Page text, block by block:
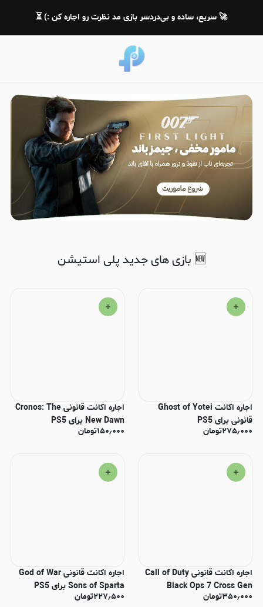
🚀 سریع، ساده و بی‌دردسر بازی مد نظرت رو اجاره کن :) ⏳
🆕 بازی های جدید پلی استیشن
اجاره اکانت Ghost of Yotei
قانونی برای PS5
۲۷۵٫۰۰۰تومان
اجاره اکانت قانونی Cronos: The
New Dawn برای PS5
۱۵۰٫۰۰۰تومان
اجاره اکانت قانونی Call of Duty
Black Ops 7 Cross Gen
Bundle برای PS4 و PS5
۳۵۰٫۰۰۰تومان
اجاره اکانت قانونی God of War
Sons of Sparta برای PS5
۲۲۷٫۵۰۰تومان